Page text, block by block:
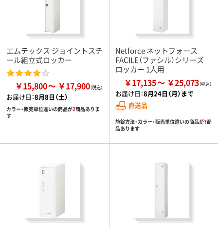
エムテックス ジョイントスチ
ール組立式ロッカー
￥15,800 ￥17,900
お届け日：8月8日（土）
カラー・販売単位違いの商品が2商品ありま
す
Netforce ネットフォース
FACILE（ファシル）シリーズ
ロッカー 1人用
￥17,135 ￥25,073
お届け日：8月24日（月）まで
直送品
施錠方法・カラー・販売単位違いの商品が7商
品あります